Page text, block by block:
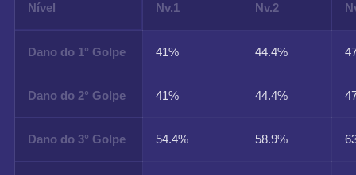
Nível Nv.1 Nv.2
Dano do 1° Golpe 41% 44.4%
Dano do 2° Golpe 41% 44.4%
Dano do 3° Golpe 54.4% 58.9%